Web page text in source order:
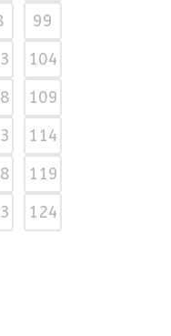
99
104
109
114
119
124